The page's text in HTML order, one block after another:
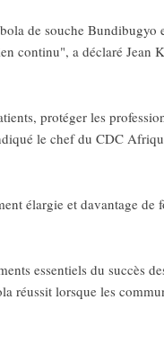
de souche Bundibugyo
continu", a déclaré Jean
protéger les
le chef du CDC
élargie et davantage de
essentiels du succès
réussit lorsque les